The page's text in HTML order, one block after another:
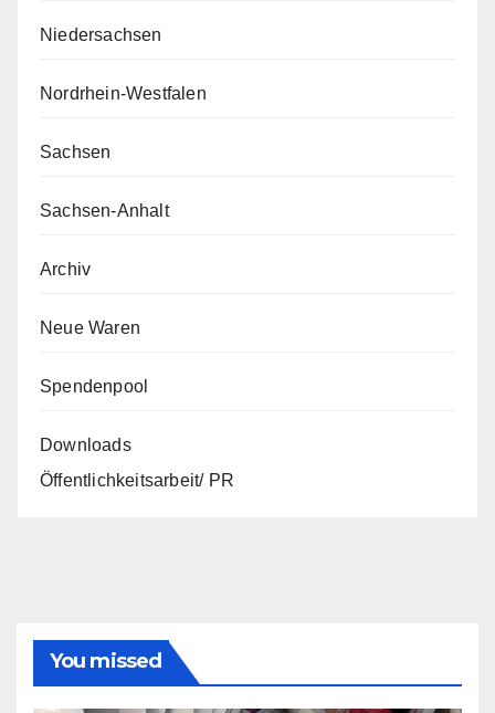
Niedersachsen
Nordrhein-Westfalen
Sachsen
Sachsen-Anhalt
Archiv
Neue Waren
Spendenpool
Downloads
Öffentlichkeitsarbeit/ PR
You missed